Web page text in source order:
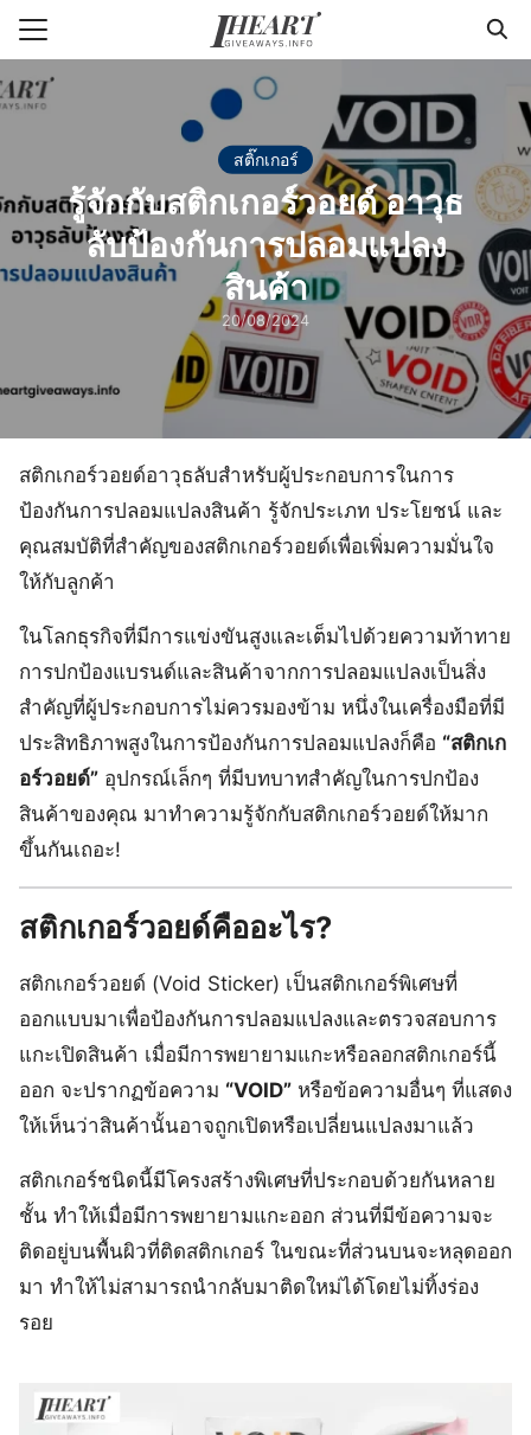
Skip
content
ม
ารู้แพคเกจจิ้ง
for:
สติ๊กเกอร์
รู้จักกับสติกเกอร์วอยด์ อาวุธ
ลับป้องกันการปลอมแปลง
สินค้า
20/08/2024
สติกเกอร์วอยด์อาวุธลับสำหรับผู้ประกอบการในการ
ป้องกันการปลอมแปลงสินค้า รู้จักประเภท ประโยชน์ และ
คุณสมบัติที่สำคัญของสติกเกอร์วอยด์เพื่อเพิ่มความมั่นใจ
ให้กับลูกค้า
ในโลกธุรกิจที่มีการแข่งขันสูงและเต็มไปด้วยความท้าทาย
การปกป้องแบรนด์และสินค้าจากการปลอมแปลงเป็นสิ่ง
สำคัญที่ผู้ประกอบการไม่ควรมองข้าม หนึ่งในเครื่องมือที่มี
ประสิทธิภาพสูงในการป้องกันการปลอมแปลงก็คือ “สติกเก
อร์วอยด์” อุปกรณ์เล็กๆ ที่มีบทบาทสำคัญในการปกป้อง
สินค้าของคุณ มาทำความรู้จักกับสติกเกอร์วอยด์ให้มาก
ขึ้นกันเถอะ!
สติกเกอร์วอยด์คืออะไร?
สติกเกอร์วอยด์ (Void Sticker) เป็นสติกเกอร์พิเศษที่
ออกแบบมาเพื่อป้องกันการปลอมแปลงและตรวจสอบการ
แกะเปิดสินค้า เมื่อมีการพยายามแกะหรือลอกสติกเกอร์นี้
ออก จะปรากฏข้อความ “VOID” หรือข้อความอื่นๆ ที่แสดง
ให้เห็นว่าสินค้านั้นอาจถูกเปิดหรือเปลี่ยนแปลงมาแล้ว
สติกเกอร์ชนิดนี้มีโครงสร้างพิเศษที่ประกอบด้วยกันหลาย
ชั้น ทำให้เมื่อมีการพยายามแกะออก ส่วนที่มีข้อความจะ
ติดอยู่บนพื้นผิวที่ติดสติกเกอร์ ในขณะที่ส่วนบนจะหลุดออก
มา ทำให้ไม่สามารถนำกลับมาติดใหม่ได้โดยไม่ทิ้งร่อง
รอย